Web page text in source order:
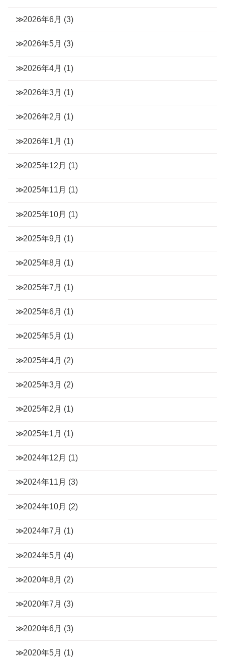
2026年6月 (3)
2026年5月 (3)
2026年4月 (1)
2026年3月 (1)
2026年2月 (1)
2026年1月 (1)
2025年12月 (1)
2025年11月 (1)
2025年10月 (1)
2025年9月 (1)
2025年8月 (1)
2025年7月 (1)
2025年6月 (1)
2025年5月 (1)
2025年4月 (2)
2025年3月 (2)
2025年2月 (1)
2025年1月 (1)
2024年12月 (1)
2024年11月 (3)
2024年10月 (2)
2024年7月 (1)
2024年5月 (4)
2020年8月 (2)
2020年7月 (3)
2020年6月 (3)
2020年5月 (1)